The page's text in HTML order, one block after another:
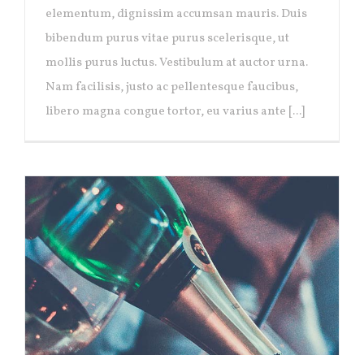
elementum, dignissim accumsan mauris. Duis
bibendum purus vitae purus scelerisque, ut
mollis purus luctus. Vestibulum at auctor urna.
Nam facilisis, justo ac pellentesque faucibus,
libero magna congue tortor, eu varius ante [...]